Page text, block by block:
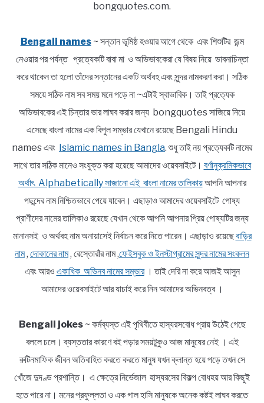
bongquotes.com.
Bengali names~ সন্তান ভূমিষ্ঠ হওয়ার আগে থেকে এবং শিশুটির জন্ম
নেওয়ার পর পর্যন্ত প্রত্যেকটি বাবা মা ও অভিভাবকেরা যে বিষয় নিয়ে ভাবনাচিন্তা
করে থাকেন তা হলো তাঁদের সন্তানের একটি অর্থবহ এবং সুন্দর নামকরণ করা। সঠিক
সময়ে সঠিক নাম সব সময় মনে পড়ে না ~এটাই স্বাভাবিক। তাই প্রত্যেক
অভিভাবকের এই চিন্তার ভার লাঘব করার জন্য bongquotes সাজিয়ে নিয়ে
এসেছে বাংলা নামের এক বিপুল সম্ভার যেখানে রয়েছে Bengali Hindu
names এবং Islamic names in Bangla. শুধু তাই নয় প্রত্যেকটি নামের
সাথে তার সঠিক মানেও সংযুক্ত করা হয়েছে আমাদের ওয়েবসাইটে। বর্ণানুক্রমিকভাবে
অর্থাৎ Alphabetically সাজানো এই বাংলা নামের তালিকায়আপনি আপনার
পছন্দের নাম নিশ্চিতভাবে পেয়ে যাবেন। এছাড়াও আমাদের ওয়েবসাইটে পোষ্য
প্রাণীদের নামের তালিকাও রয়েছে যেখান থেকে আপনি আপনার প্রিয় পোষ্যটির জন্য
মানানসই ও অর্থবহ নাম অনায়াসেই নির্বাচন করে নিতে পারেন। এছাড়াও রয়েছেবাড়ির
নাম, দোকানের নাম, রেস্তোরাঁর নাম ,ফেইসবুক ও ইনস্টাগ্রামের সুন্দর নামের সংকলন
এবং আরও একাধিক অভিনব নামের সম্ভার। তাই দেরি না করে আজই আসুন
আমাদের ওয়েবসাইটে আর যাচাই করে নিন আমাদের অভিনবত্ব ।
Bengali jokes~ কর্মব্যস্ত এই পৃথিবীতে হাস্যরসবোধ প্রায় উঠেই গেছে
বললে চলে। ব্যস্ততার কারণে বই পড়ার সময়টুকুও আজ মানুষের নেই । এই
রুটিনমাফিক জীবন অতিবাহিত করতে করতে মানুষ যখন ক্লান্ত হয়ে পড়ে তখন সে
খোঁজে দুদণ্ড প্রশান্তি। এ ক্ষেত্রে নির্ভেজাল হাস্যরসের বিকল্প বোধহয় আর কিছুই
হতে পারে না। মনের প্রফুল্লতা ও এক গাল হাসি মানুষকে অনেক কষ্টই লাঘব করতে